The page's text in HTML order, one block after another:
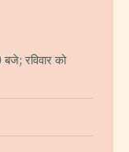
रविवार को